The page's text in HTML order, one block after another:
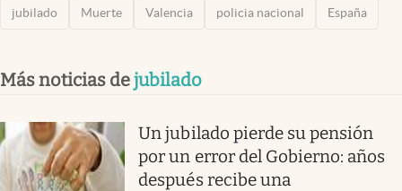
jubilado Muerte Valencia policia nacional España
Más noticias dejubilado
Un jubilado pierde su pensión
por un error del Gobierno: años
después recibe una